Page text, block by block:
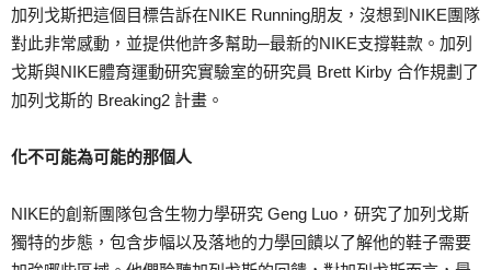
加列戈斯把這個目標告訴在NIKE Running朋友，沒想到NIKE團隊
對此非常感動，並提供他許多幫助─最新的NIKE支撐鞋款。加列
戈斯與NIKE體育運動研究實驗室的研究員 Brett Kirby 合作規劃了
加列戈斯的 Breaking2 計畫。
化不可能為可能的那個人
NIKE的創新團隊包含生物力學研究 Geng Luo，研究了加列戈斯
獨特的步態，包含步幅以及落地的力學回饋以了解他的鞋子需要